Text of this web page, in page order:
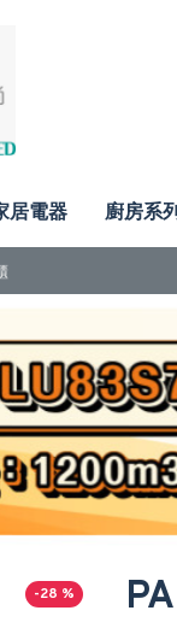
居電器 廚房系
-28 %